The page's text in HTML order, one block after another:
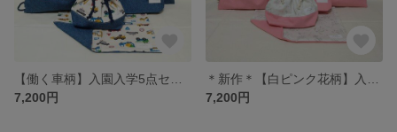
7,200円
7,200円